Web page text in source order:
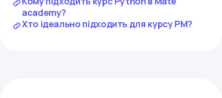
academy?
Хто ідеально підходить для курсу PM?